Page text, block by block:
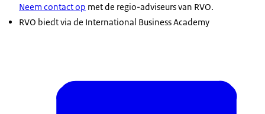
Neem contact op met de regio-adviseurs van RVO.
RVO biedt via de International Business Academy